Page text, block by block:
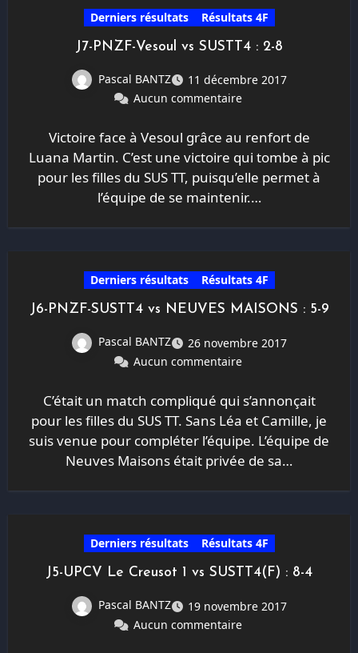
Derniers résultats Résultats 4F
J7-PNZF-Vesoul vs SUSTT4 : 2-8
Pascal BANTZ
11 décembre 2017
Aucun commentaire
Victoire face à Vesoul grâce au renfort de
Luana Martin. C’est une victoire qui tombe à pic
pour les filles du SUS TT, puisqu’elle permet à
l’équipe de se maintenir.…
Derniers résultats Résultats 4F
J6-PNZF-SUSTT4 vs NEUVES MAISONS : 5-9
Pascal BANTZ
26 novembre 2017
Aucun commentaire
C’était un match compliqué qui s’annonçait
pour les filles du SUS TT. Sans Léa et Camille, je
suis venue pour compléter l’équipe. L’équipe de
Neuves Maisons était privée de sa…
Derniers résultats Résultats 4F
J5-UPCV Le Creusot 1 vs SUSTT4(F) : 8-4
Pascal BANTZ
19 novembre 2017
Aucun commentaire